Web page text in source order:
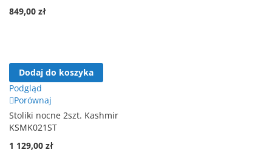
849,00 zł
Dodaj do koszyka
Podgląd
Porównaj
Stoliki nocne 2szt. Kashmir
KSMK021ST
1 129,00 zł